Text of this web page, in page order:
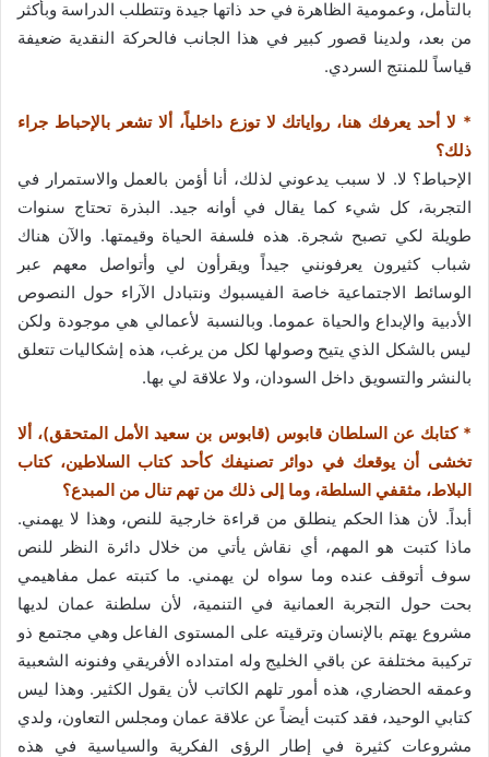
بالتأمل، وعمومية الظاهرة في حد ذاتها جيدة وتتطلب الدراسة وبأكثر
من بعد، ولدينا قصور كبير في هذا الجانب فالحركة النقدية ضعيفة
قياساً للمنتج السردي.
* لا أحد يعرفك هنا، رواياتك لا توزع داخلياً، ألا تشعر بالإحباط جراء
ذلك؟
الإحباط؟ لا. لا سبب يدعوني لذلك، أنا أؤمن بالعمل والاستمرار في
التجربة، كل شيء كما يقال في أوانه جيد. البذرة تحتاج سنوات
طويلة لكي تصبح شجرة. هذه فلسفة الحياة وقيمتها. والآن هناك
شباب كثيرون يعرفونني جيداً ويقرأون لي وأتواصل معهم عبر
الوسائط الاجتماعية خاصة الفيسبوك ونتبادل الآراء حول النصوص
الأدبية والإبداع والحياة عموما. وبالنسبة لأعمالي هي موجودة ولكن
ليس بالشكل الذي يتيح وصولها لكل من يرغب، هذه إشكاليات تتعلق
بالنشر والتسويق داخل السودان، ولا علاقة لي بها.
* كتابك عن السلطان قابوس (قابوس بن سعيد الأمل المتحقق)، ألا
تخشى أن يوقعك في دوائر تصنيفك كأحد كتاب السلاطين، كتاب
البلاط، مثقفي السلطة، وما إلى ذلك من تهم تنال من المبدع؟
أبداً. لأن هذا الحكم ينطلق من قراءة خارجية للنص، وهذا لا يهمني.
ماذا كتبت هو المهم، أي نقاش يأتي من خلال دائرة النظر للنص
سوف أتوقف عنده وما سواه لن يهمني. ما كتبته عمل مفاهيمي
بحت حول التجربة العمانية في التنمية، لأن سلطنة عمان لديها
مشروع يهتم بالإنسان وترقيته على المستوى الفاعل وهي مجتمع ذو
تركيبة مختلفة عن باقي الخليج وله امتداده الأفريقي وفنونه الشعبية
وعمقه الحضاري، هذه أمور تلهم الكاتب لأن يقول الكثير. وهذا ليس
كتابي الوحيد، فقد كتبت أيضاً عن علاقة عمان ومجلس التعاون، ولدي
مشروعات كثيرة في إطار الرؤى الفكرية والسياسية في هذه